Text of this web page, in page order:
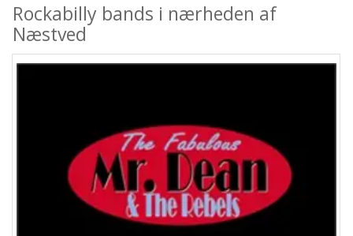
Rockabilly bands i nærheden af
Næstved